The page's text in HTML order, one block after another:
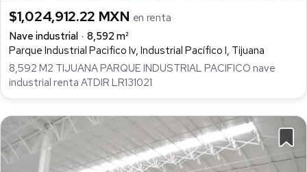
$1,024,912.22 MXN en renta
Nave industrial
8,592 m²
Parque Industrial Pacifico Iv, Industrial Pacífico I, Tijuana
8,592 M2 TIJUANA PARQUE INDUSTRIAL PACIFICO nave
industrial renta ATDIR LR131021